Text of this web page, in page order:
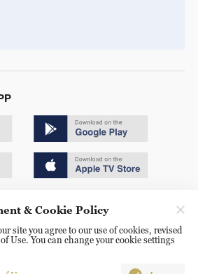
号
010-85061466
& Cookie Policy
site you agree to our use of cookies, revised
Use. You can change your cookie settings